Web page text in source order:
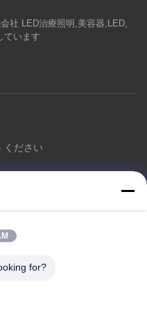
社 LED治療照明,美容器,LED,
ています
ください
の道、ShiLongZaiのコ
for?